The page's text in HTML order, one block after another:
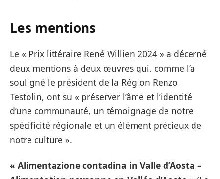
Les mentions
Le « Prix littéraire René Willien 2024 » a décerné
deux mentions à deux œuvres qui, comme l’a
souligné le président de la Région Renzo
Testolin, ont su « préserver l’âme et l’identité
d’une communauté, un témoignage de notre
spécificité régionale et un élément précieux de
notre culture ».
« Alimentazione contadina in Valle d’Aosta –